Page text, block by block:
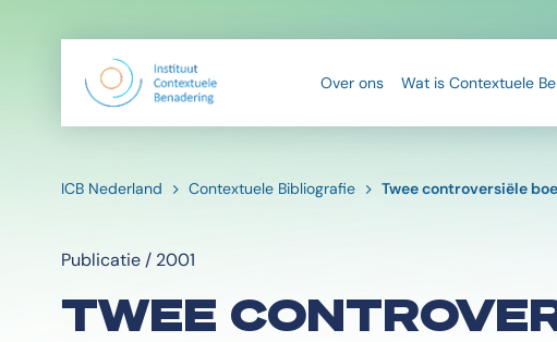
Over ons Wat is Contextuele
ICB Nederland Contextuele Bibliografie Twee controversiële
Publicatie / 2001
TWEE